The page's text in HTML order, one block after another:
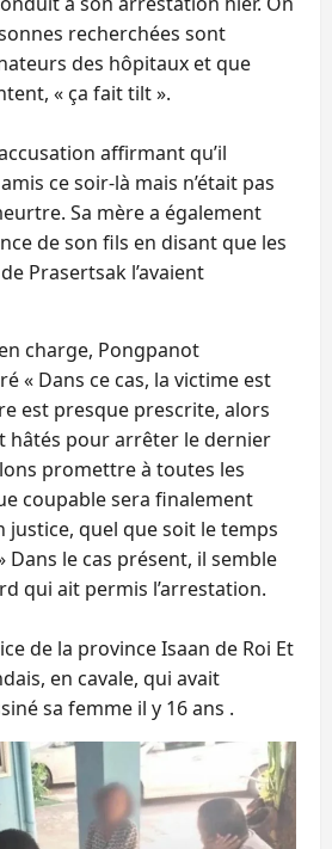
recherchées sont
des hôpitaux et que
« ça fait tilt ».
affirmant qu’il
ce soir-là mais n’était pas
Sa mère a également
de son fils en disant que les
Prasertsak l’avaient
charge, Pongpanot
« Dans ce cas, la victime est
est presque prescrite, alors
hâtés pour arrêter le dernier
promettre à toutes les
coupable sera finalement
quel que soit le temps
Dans le cas présent, il semble
qui ait permis l’arrestation.
de la province Isaan de Roi Et
en cavale, qui avait
sa femme il y 16 ans .